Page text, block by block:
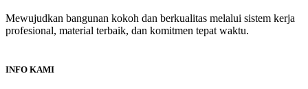
Mewujudkan bangunan kokoh dan berkualitas melalui sistem kerja
profesional, material terbaik, dan komitmen tepat waktu.
INFO KAMI